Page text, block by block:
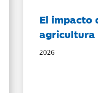
El impacto
agricultura
2026